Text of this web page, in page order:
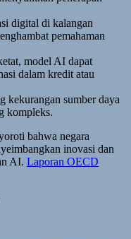
digital di kalangan
pemahaman
model AI dapat
dalam kredit atau
kekurangan sumber daya
kompleks.
bahwa negara
inovasi dan
AI. Laporan OECD